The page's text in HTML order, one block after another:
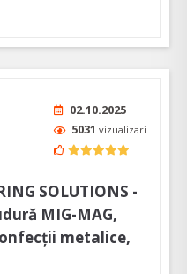
02.10.2025
5031 vizualizari
SOLUTIONS -
MIG-MAG,
metalice,